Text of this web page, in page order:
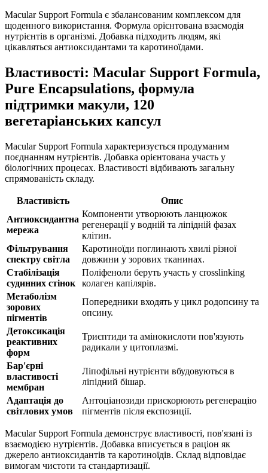
Macular Support Formula є збалансованим комплексом для
щоденного використання. Формула орієнтована взаємодія
нутрієнтів в організмі. Добавка підходить людям, які
цікавляться антиоксидантами та каротиноїдами.
Властивості: Macular Support Formula,
Pure Encapsulations, формула
підтримки макули, 120
вегетаріанських капсул
Macular Support Formula характеризується продуманим
поєднанням нутрієнтів. Добавка орієнтована участь у
біологічних процесах. Властивості відбивають загальну
спрямованість складу.
Властивість
Опис
Антиоксидантна
мережа
Компоненти утворюють ланцюжок
регенерації у водній та ліпідній фазах
клітин.
Фільтрування
спектру світла
Каротиноїди поглинають хвилі різної
довжини у зорових тканинах.
Стабілізація
судинних стінок
Поліфеноли беруть участь у crosslinking
колаген капілярів.
Метаболізм
зорових
пігментів
Попередники входять у цикл родопсину та
опсину.
Детоксикація
реактивних
форм
Триєптиди та амінокислоти пов'язують
радикали у цитоплазмі.
Бар'єрні
властивості
мембран
Ліпофільні нутрієнти вбудовуються в
ліпідний бішар.
Адаптація до
світлових умов
Антоціанозиди прискорюють регенерацію
пігментів після експозиції.
Macular Support Formula демонструє властивості, пов'язані із
взаємодією нутрієнтів. Добавка вписується в раціон як
джерело антиоксидантів та каротиноїдів. Склад відповідає
вимогам чистоти та стандартизації.